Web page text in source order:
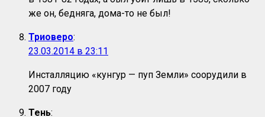
же он, бедняга, дома-то не был!
Триоверо:
23.03.2014 в 23:11
Инсталляцию «кунгур — пуп Земли» соорудили в
2007 году
Тень: